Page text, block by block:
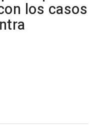
los casos